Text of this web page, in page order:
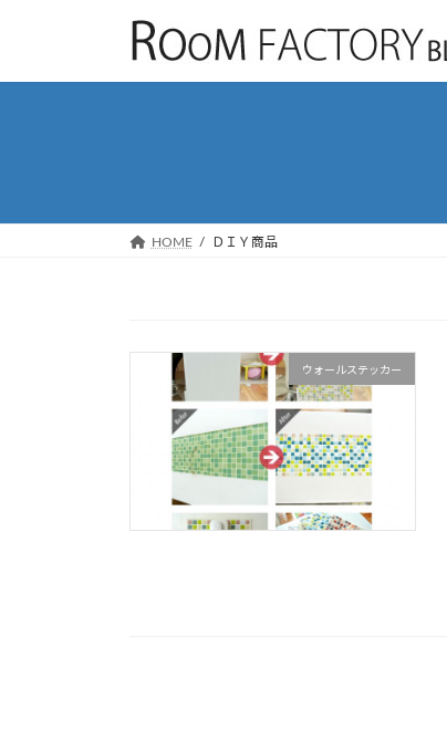
ッ
移
HOME ＤＩＹ商品
ウォールステッカー